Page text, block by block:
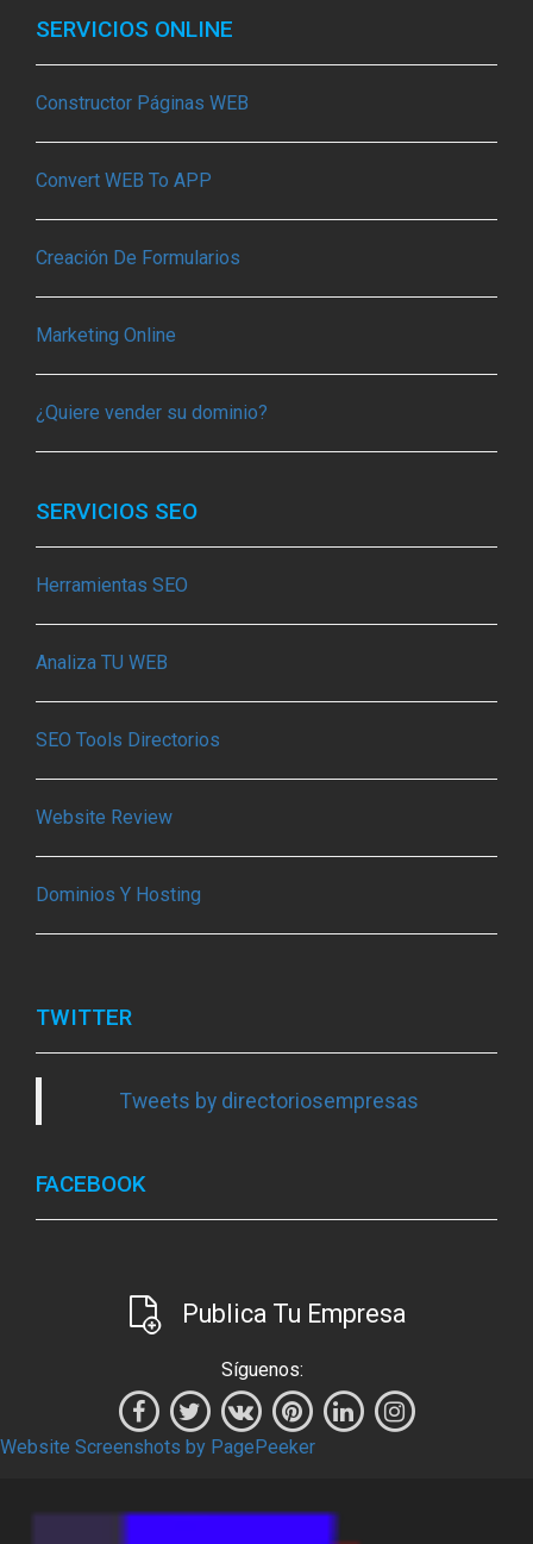
SERVICIOS ONLINE
Constructor Páginas WEB
Convert WEB To APP
Creación De Formularios
Marketing Online
¿Quiere vender su dominio?
SERVICIOS SEO
Herramientas SEO
Analiza TU WEB
SEO Tools Directorios
Website Review
Dominios Y Hosting
TWITTER
Tweets by directoriosempresas
FACEBOOK
Publica Tu Empresa
Síguenos:
Website Screenshots by PagePeeker